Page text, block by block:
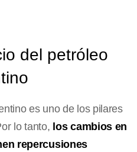
del petróleo
es uno de los pilares
lo tanto, los cambios en
repercusiones